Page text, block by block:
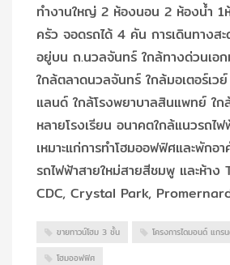
ทำงานใหญ่ 2 ห้องนอน 2 ห้องน้ำ 1
ครัว จอดรถได้ 4 คัน การเดินทางส
อยู่บน ถ.นวลจันทร์ ใกล้ทางด่วนเอ
ใกล้ตลาดนวลจันทร์ ใกล้มอเตอร์เว
แลนด์ ใกล้โรงพยาบาลสินแพทย์ ใก
หลายโรงเรียน อนาคตใกล้แนวรถไ
เหมาะแก่การทำโฮมออฟฟิศและพักอ
รถไฟฟ้าสายใหม่สายสีชมพู และห้าง
CDC, Crystal Park,
ขายทาวน์โฮม 3 ชั้น โครงการไดมอนด์ แก
โฮมออฟฟิศ